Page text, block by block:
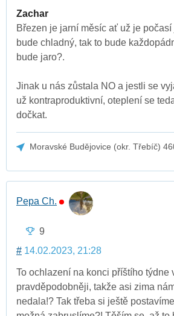
Zachar
Březen je jarní měsíc ať už je počasí
bude chladný, tak to bude
bude jaro?.
Jinak u nás zůstala NO a jestli se
už kontraproduktivní, oteplení se
dočkat.
Moravské Budějovice (okr. Třebíč)
Pepa Ch.
9
# 14.02.2023, 21:28
To ochlazení na konci příštího týdne
pravděpodobněji, takže asi zima
nedala!? Tak třeba si ještě